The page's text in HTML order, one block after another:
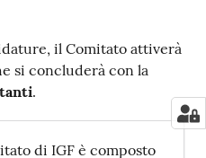
il Comitato attiverà
si concluderà con la
.
di IGF è composto